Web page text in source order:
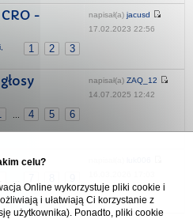
-
1 2 3
napisał(a) jacusd
17.02.2023 22:56
... 4 5 6
napisał(a) ZAQ_12
14.07.2025 12:42
celu?
Online wykorzystuje pliki cookie i
i ułatwiają Ci korzystanie z
użytkownika). Ponadto, pliki cookie